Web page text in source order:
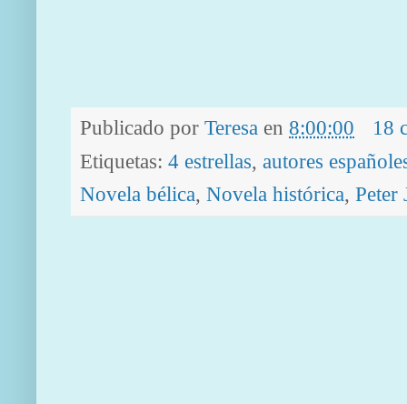
Publicado por Teresa en 8:00:00
18
Etiquetas: 4 estrellas, autores
Novela bélica, Novela histórica, Peter